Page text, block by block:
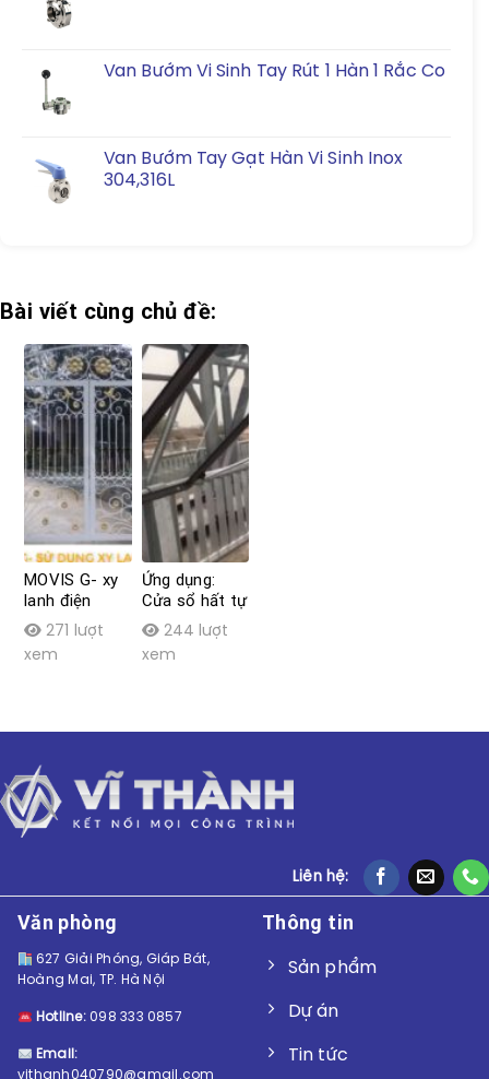
Van Bướm Vi Sinh Tay Rút 1 Hàn 1 Rắc Co
Van Bướm Tay Gạt Hàn Vi Sinh Inox
304,316L
Bài viết cùng chủ đề:
MOVIS G- xy
lanh điện
đóng mở cửa
cổng tự động
271 lượt
xem
Ứng dụng:
Cửa sổ hất tự
động
244 lượt
xem
Liên hệ:
Văn phòng
627 Giải Phóng, Giáp Bát,
Hoàng Mai, TP. Hà Nội
Hotline:098 333 0857
Email:
vithanh040790@gmail.com
Thông tin
Sản phẩm
Dự án
Tin tức